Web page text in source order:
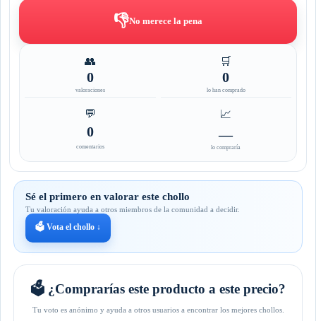
👎No merece la pena
👥
0
valoraciones
🛒
0
lo han comprado
💬
0
comentarios
📈
—
lo compraría
Sé el primero en valorar este chollo
Tu valoración ayuda a otros miembros de la comunidad a decidir.
🗳️ Vota el chollo ↓
🗳️ ¿Comprarías este producto a este precio?
Tu voto es anónimo y ayuda a otros usuarios a encontrar los mejores chollos.